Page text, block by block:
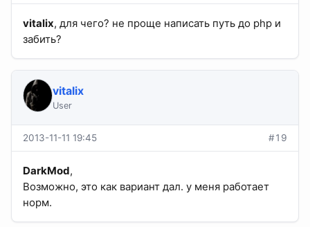
vitalix, для чего? не проще написать путь до php и
забить?
vitalix
User
2013-11-11 19:45 #19
DarkMod,
Возможно, это как вариант дал. у меня работает
норм.